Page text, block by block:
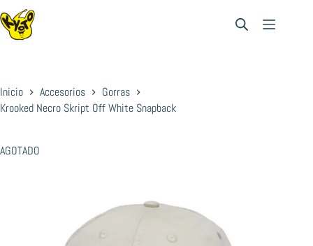
Saltar
al
contenido
Inicio Accesorios
Gorras
Krooked Necro Skript Off White Snapback
AGOTADO